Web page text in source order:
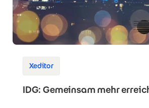
Xeditor
IDG: Gemeinsam mehr